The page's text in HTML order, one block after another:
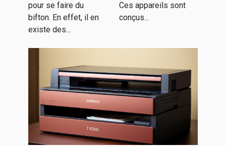
pour se faire du
bifton. En effet, il en
existe des...
Ces appareils sont
conçus...